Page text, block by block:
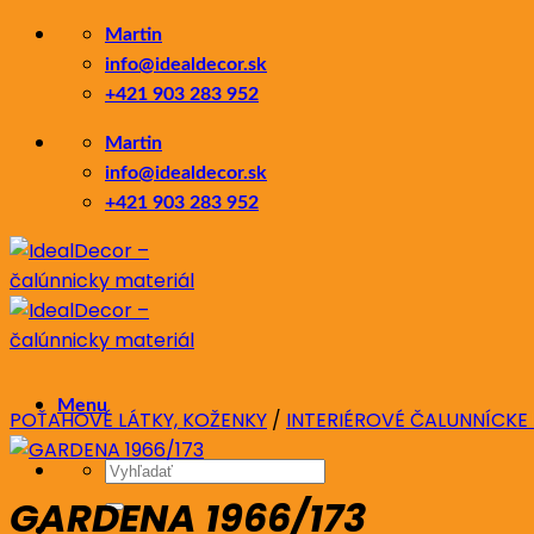
Skip
content
Martin
info@idealdecor.sk
+421 903 283 952
Martin
info@idealdecor.sk
+421 903 283 952
Menu
Hľadať:
POŤAHOVÉ LÁTKY, KOŽENKY / INTERIÉROVÉ ČALUNNÍCKE
GARDENA 1966/173